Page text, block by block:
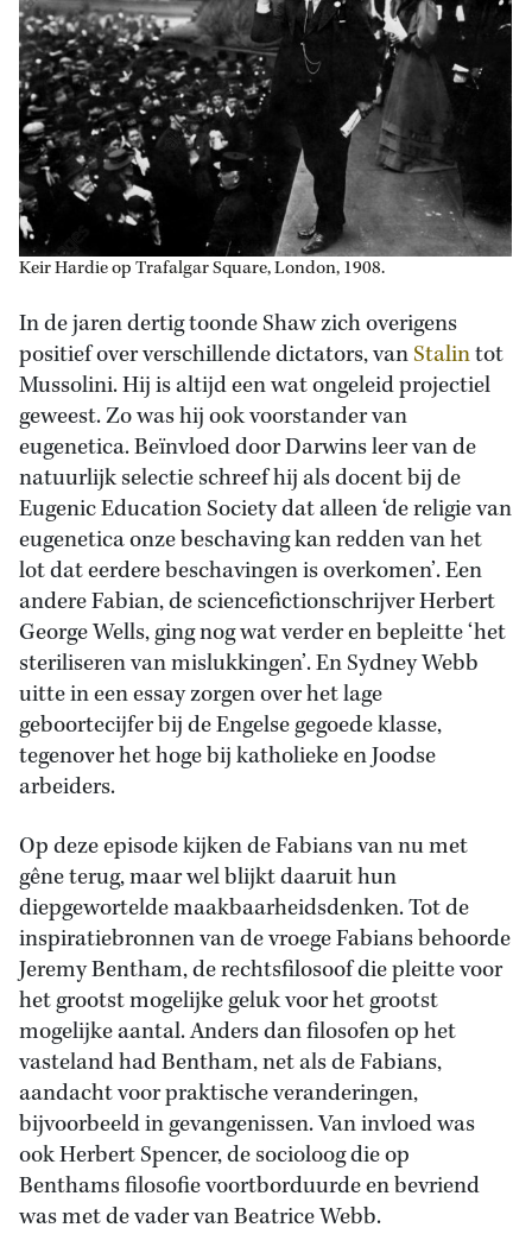
Keir Hardie op Trafalgar Square, London, 1908.
In de jaren dertig toonde Shaw zich overigens
positief over verschillende dictators, vanStalintot
Mussolini. Hij is altijd een wat ongeleid projectiel
geweest. Zo was hij ook voorstander van
eugenetica. Beïnvloed door Darwins leer van de
natuurlijk selectie schreef hij als docent bij de
Eugenic Education Society dat alleen ‘de religie van
eugenetica onze beschaving kan redden van het
lot dat eerdere beschavingen is overkomen’. Een
andere Fabian, de sciencefictionschrijver Herbert
George Wells, ging nog wat verder en bepleitte ‘het
steriliseren van mislukkingen’. En Sydney Webb
uitte in een essay zorgen over het lage
geboortecijfer bij de Engelse gegoede klasse,
tegenover het hoge bij katholieke en Joodse
arbeiders.
Op deze episode kijken de Fabians van nu met
gêne terug, maar wel blijkt daaruit hun
diepgewortelde maakbaarheidsdenken. Tot de
inspiratiebronnen van de vroege Fabians behoorde
Jeremy Bentham, de rechtsfilosoof die pleitte voor
het grootst mogelijke geluk voor het grootst
mogelijke aantal. Anders dan filosofen op het
vasteland had Bentham, net als de Fabians,
aandacht voor praktische veranderingen,
bijvoorbeeld in gevangenissen. Van invloed was
ook Herbert Spencer, de socioloog die op
Benthams filosofie voortborduurde en bevriend
was met de vader van Beatrice Webb.